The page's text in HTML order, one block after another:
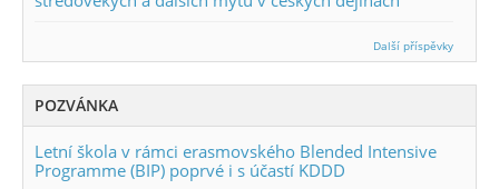
Další příspěvky
POZVÁNKA
Letní škola v rámci erasmovského Blended Intensive
Programme (BIP) poprvé i s účastí KDDD